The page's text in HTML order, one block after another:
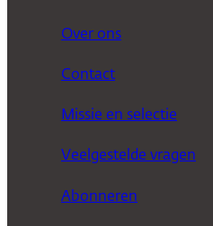
Over ons
Contact
Missie en selectie
Veelgestelde vragen
Abonneren